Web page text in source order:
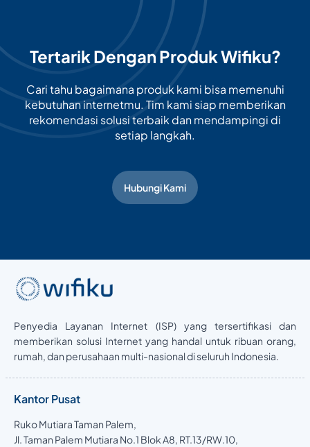
Tertarik Dengan Produk Wifiku?
Cari tahu bagaimana produk kami bisa memenuhi
kebutuhan internetmu. Tim kami siap memberikan
rekomendasi solusi terbaik dan mendampingi di
setiap langkah.
Hubungi Kami
Penyedia Layanan Internet (ISP) yang tersertifikasi dan
memberikan solusi Internet yang handal untuk ribuan orang,
rumah, dan perusahaan multi-nasional di seluruh Indonesia.
Kantor Pusat
Ruko Mutiara Taman Palem,
Jl. Taman Palem Mutiara No.1 Blok A8, RT.13/RW.10,